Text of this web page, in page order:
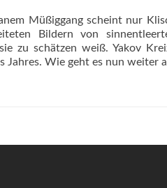
Müßiggang scheint nur
Bildern von
zu schätzen weiß. Yakov
Wie geht es nun weiter